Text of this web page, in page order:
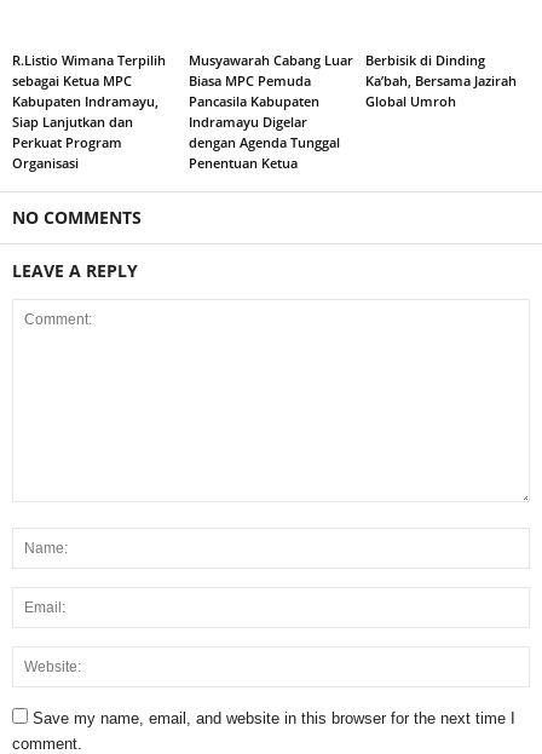
R.Listio Wimana Terpilih
sebagai Ketua MPC
Kabupaten Indramayu,
Siap Lanjutkan dan
Perkuat Program
Organisasi
Musyawarah Cabang Luar
Biasa MPC Pemuda
Pancasila Kabupaten
Indramayu Digelar
dengan Agenda Tunggal
Penentuan Ketua
Berbisik di Dinding
Ka’bah, Bersama Jazirah
Global Umroh
NO COMMENTS
LEAVE A REPLY
Save my name, email, and website in this browser for the next time I
comment.